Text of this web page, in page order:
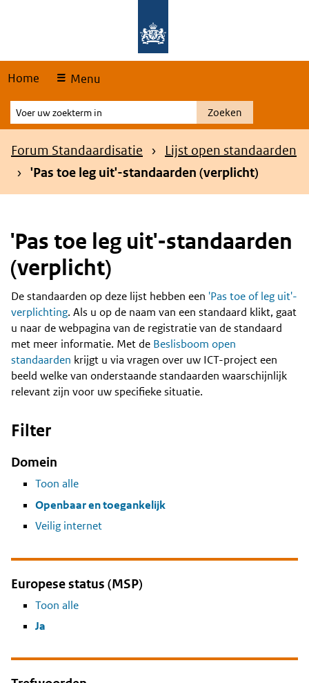
Home Menu
Voer
uw
zoekterm
Zoeken
Kruimelpad
Forum Standaardisatie
Lijst open standaarden
'Pas toe leg uit'-standaarden (verplicht)
'Pas toe leg uit'-standaarden
(verplicht)
Content
De standaarden op deze lijst hebben een 'Pas toe of leg uit'-
verplichting. Als u op de naam van een standaard klikt, gaat
u naar de webpagina van de registratie van de standaard
met meer informatie. Met de Beslisboom open
standaarden krijgt u via vragen over uw ICT-project een
beeld welke van onderstaande standaarden waarschijnlijk
relevant zijn voor uw specifieke situatie.
Filter
Domein
Toon alle
Openbaar en toegankelijk
Veilig internet
Europese status (MSP)
Toon alle
Ja